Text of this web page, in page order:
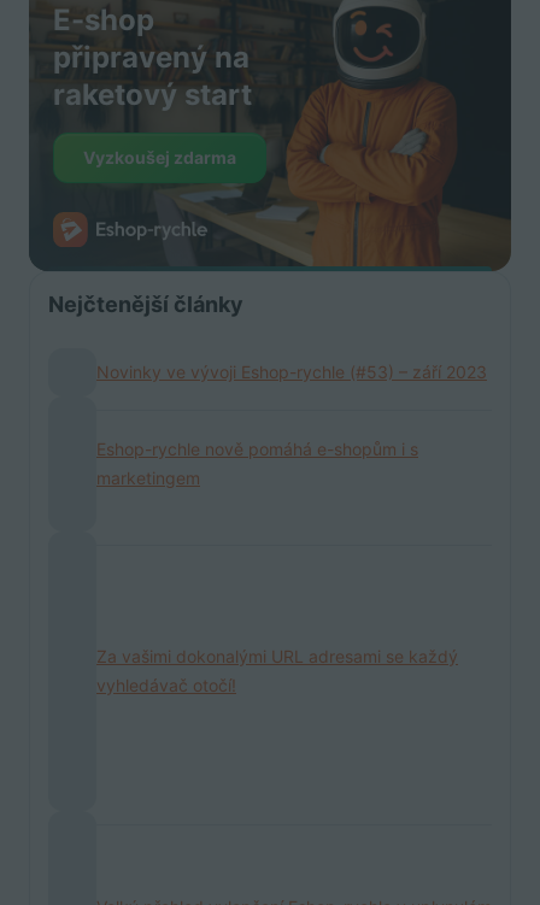
E-shop
připravený na
raketový start
Vyzkoušej zdarma
Nejčtenější články
Novinky ve vývoji Eshop-rychle (#53) – září 2023
Eshop-rychle nově pomáhá e-shopům i s
marketingem
Za vašimi dokonalými URL adresami se každý
vyhledávač otočí!